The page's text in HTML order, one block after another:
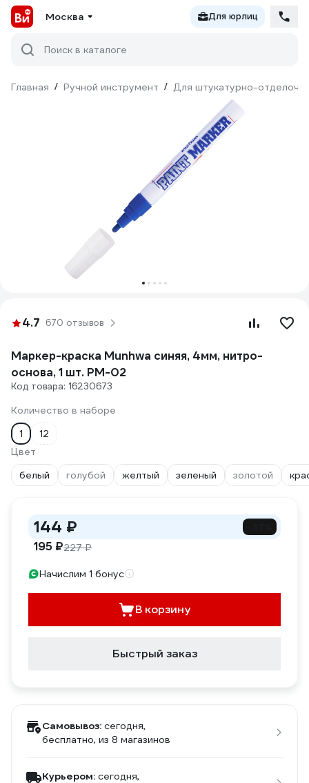
Москва Для юрлиц
Поиск в каталоге
Главная / Ручной инструмент / Для штукатурно-
4.7 670 отзывов
Маркер-краска Munhwa синяя, 4мм, нитро-
основа, 1 шт. PM-02
Код товара: 16230673
Количество в наборе
1
12
Цвет
белый
голубой желтый зеленый золотой
144 ₽
195 ₽227 ₽
Начислим 1 бонус
В корзину
Быстрый заказ
Самовывоз: сегодня,
бесплатно, из 8 магазинов
Курьером: сегодня,